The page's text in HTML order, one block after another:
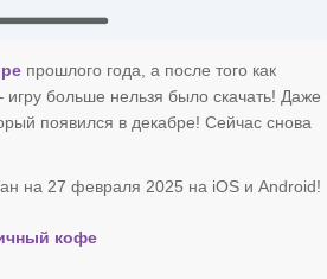
прошлого года, а после того как
больше нельзя было скачать! Даже
появился в декабре! Сейчас снова
на 27 февраля 2025 на iOS и Android!
кофе